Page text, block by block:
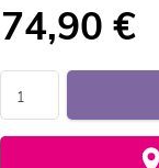
74,90 €